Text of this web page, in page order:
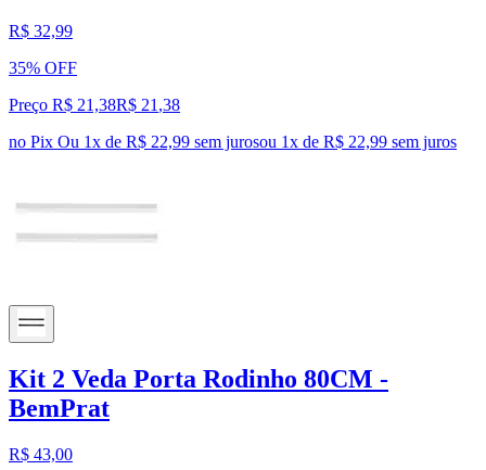
R$ 32,99
35% OFF
Preço R$ 21,38R$ 21 ,38
no Pix Ou 1x de R$ 22,99 sem jurosou 1x de R$ 22,99 sem juros
Kit 2 Veda Porta Rodinho 80CM -
BemPrat
R$ 43,00